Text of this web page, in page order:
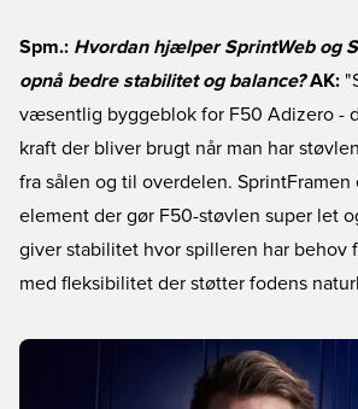
Spm.: Hvordan hjælper SprintWeb og
opnå bedre stabilitet og balance? AK:
væsentlig byggeblok for F50 Adizero -
kraft der bliver brugt når man har
fra sålen og til overdelen. SprintFramen
element der gør F50-støvlen super let
giver stabilitet hvor spilleren har behov
med fleksibilitet der støtter fodens